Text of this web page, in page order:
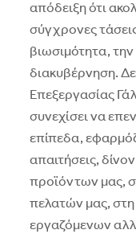
απόδειξη ότι
σύγχρονες
βιωσιμότητα, την
διακυβέρνηση.
Επεξεργασίας
συνεχίσει να
επίπεδα,
απαιτήσεις,
προϊόντων μας,
πελατών μας, στη
εργαζόμενων